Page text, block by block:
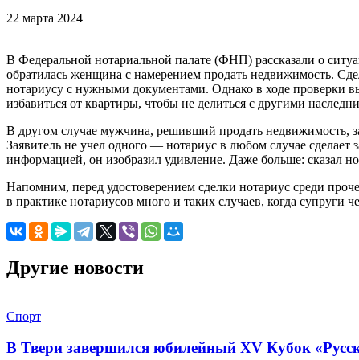
22 марта 2024
В Федеральной нотариальной палате (ФНП) рассказали о
обратилась женщина с намерением продать недвижимость.
нотариусу с нужными документами. Однако в ходе проверки
избавиться от квартиры, чтобы не делиться с другими
В другом случае мужчина, решивший продать недвижимость,
Заявитель не учел одного — нотариус в любом случае сделает
информацией, он изобразил удивление. Даже больше: сказал
Напомним, перед удостоверением сделки нотариус среди
в практике нотариусов много и таких случаев, когда супруги
Другие новости
Спорт
В Твери завершился юбилейный XV Кубок